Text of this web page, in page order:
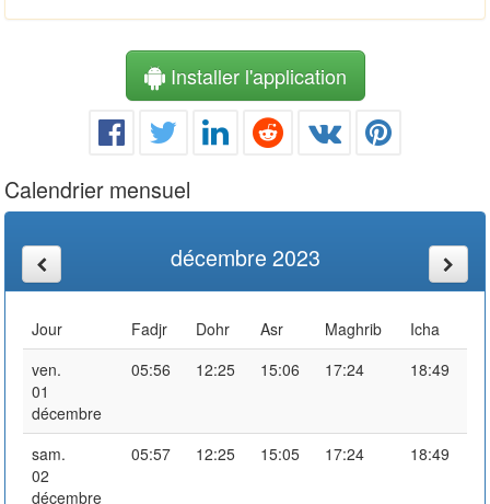
Installer l'application
Calendrier mensuel
décembre 2023
Jour Fadjr Dohr Asr Maghrib
Icha
ven.
01
décembre
05:56 12:25 15:06 17:24 18:49
sam.
02
décembre
05:57 12:25 15:05 17:24 18:49